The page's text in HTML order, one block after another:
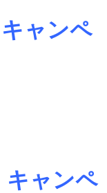
ャンペ
ャンペ